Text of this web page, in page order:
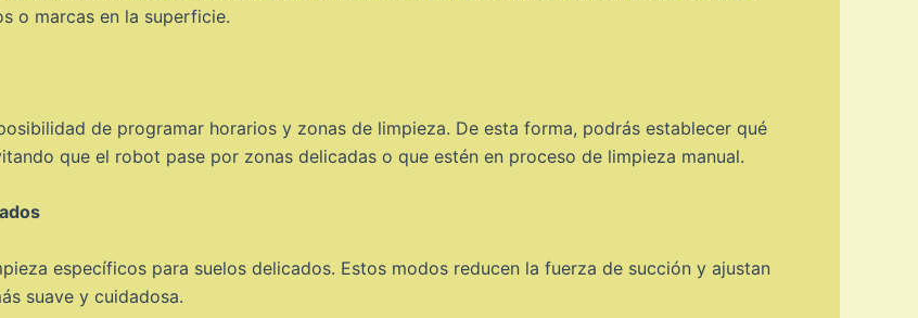
o marcas en la superficie.
de programar horarios y zonas de limpieza. De esta forma, podrás establecer qué
que el robot pase por zonas delicadas o que estén en proceso de limpieza manual.
específicos para suelos delicados. Estos modos reducen la fuerza de succión y ajustan
suave y cuidadosa.